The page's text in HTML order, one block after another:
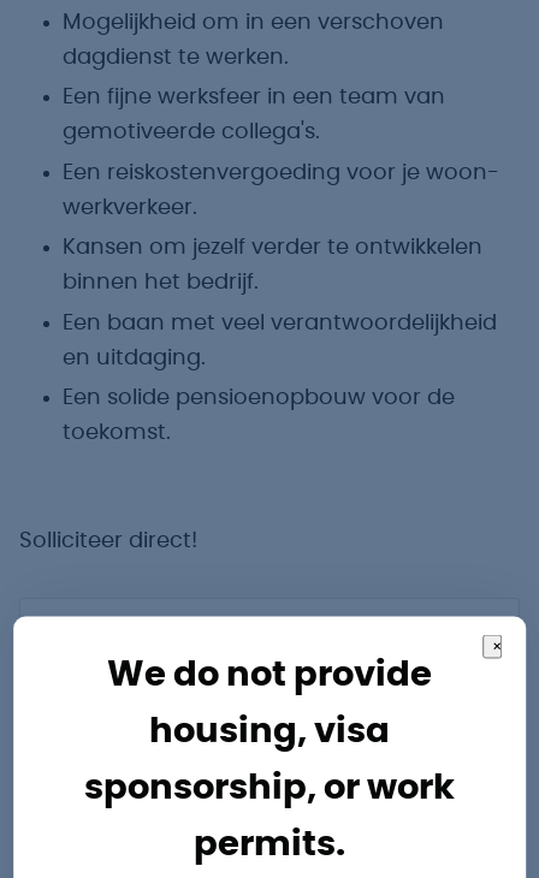
×
We do not provide
housing, visa
sponsorship, or work
permits.
Mogelijkheid om in een verschoven
dagdienst te werken.
Een fijne werksfeer in een team van
gemotiveerde collega's.
Een reiskostenvergoeding voor je woon-
werkverkeer.
Kansen om jezelf verder te ontwikkelen
binnen het bedrijf.
Een baan met veel verantwoordelijkheid
en uitdaging.
Een solide pensioenopbouw voor de
toekomst.
Solliciteer direct!
Vragen?
Onze specialisten staan je graag te
Junior accountmanager